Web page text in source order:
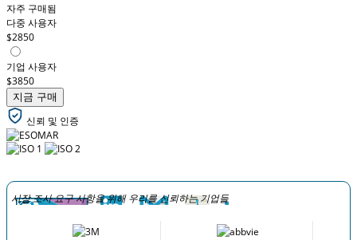
자주 구매됨
다중 사용자
$2850
기업 사용자
$3850
지금 구매
신뢰 및 인증
시장 조사 요구 사항을 위해 우리를 신뢰하는 기업들